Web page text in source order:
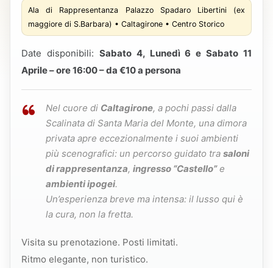
Ala di Rappresentanza Palazzo Spadaro Libertini (ex
maggiore di S.Barbara) • Caltagirone • Centro Storico
Date disponibili: Sabato 4, Lunedì 6 e Sabato 11
Aprile – ore 16:00 – da €10 a persona
Nel cuore di Caltagirone, a pochi passi dalla
Scalinata di Santa Maria del Monte, una dimora
privata apre eccezionalmente i suoi ambienti
più scenografici: un percorso guidato tra saloni
di rappresentanza, ingresso “Castello”e
ambienti ipogei.
Un’esperienza breve ma intensa: il lusso qui è
la cura, non la fretta.
Visita su prenotazione. Posti limitati.
Ritmo elegante, non turistico.